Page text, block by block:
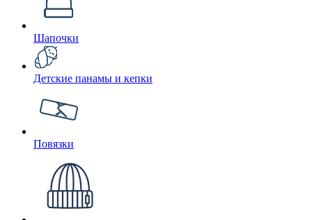
Шапочки
Детские панамы и кепки
Повязки